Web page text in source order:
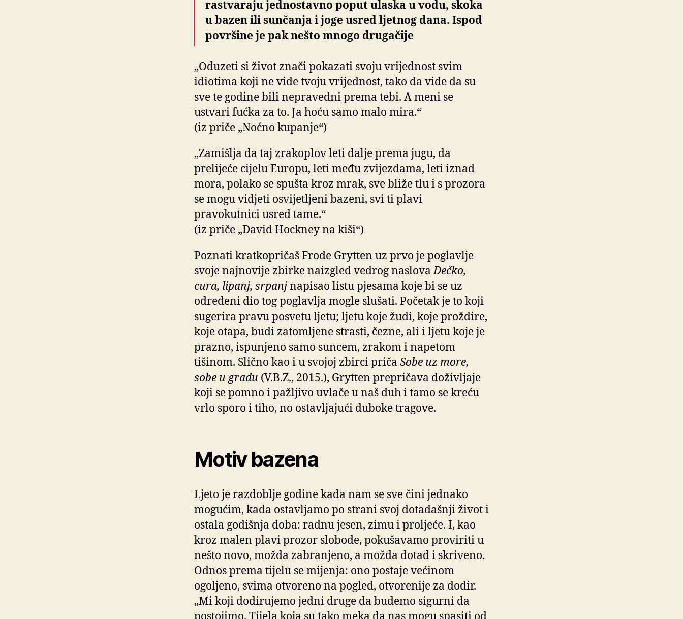
rastvaraju jednostavno poput ulaska u vodu, skoka
u bazen ili sunčanja i joge usred ljetnog dana. Ispod
površine je pak nešto mnogo drugačije
„Oduzeti si život znači pokazati svoju vrijednost svim
idiotima koji ne vide tvoju vrijednost, tako da vide da su
sve te godine bili nepravedni prema tebi. A meni se
ustvari fućka za to. Ja hoću samo malo mira.“
(iz priče „Noćno kupanje“)
„Zamišlja da taj zrakoplov leti dalje prema jugu, da
prelijeće cijelu Europu, leti među zvijezdama, leti iznad
mora, polako se spušta kroz mrak, sve bliže tlu i s prozora
se mogu vidjeti osvijetljeni bazeni, svi ti plavi
pravokutnici usred tame.“
(iz priče „David Hockney na kiši“)
Poznati kratkopričaš Frode Grytten uz prvo je poglavlje
svoje najnovije zbirke naizgled vedrog naslovaDečko,
cura, lipanj, srpanjnapisao listu pjesama koje bi se uz
određeni dio tog poglavlja mogle slušati. Početak je to koji
sugerira pravu posvetu ljetu; ljetu koje žudi, koje proždire,
koje otapa, budi zatomljene strasti, čezne, ali i ljetu koje je
prazno, ispunjeno samo suncem, zrakom i napetom
tišinom. Slično kao i u svojoj zbirci priča Sobe uz more,
sobe u gradu (V.B.Z., 2015.), Grytten prepričava doživljaje
koji se pomno i pažljivo uvlače u naš duh i tamo se kreću
vrlo sporo i tiho, no ostavljajući duboke tragove.
Motiv bazena
Ljeto je razdoblje godine kada nam se sve čini jednako
mogućim, kada ostavljamo po strani svoj dotadašnji život i
ostala godišnja doba: radnu jesen, zimu i proljeće. I, kao
kroz malen plavi prozor slobode, pokušavamo proviriti u
nešto novo, možda zabranjeno, a možda dotad i skriveno.
Odnos prema tijelu se mijenja: ono postaje većinom
ogoljeno, svima otvoreno na pogled, otvorenije za dodir.
„Mi koji dodirujemo jedni druge da budemo sigurni da